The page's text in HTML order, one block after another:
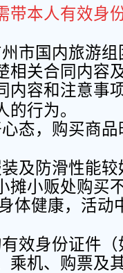
带本人有效身
市国内旅游
相关合同内容
内容和注意事
行为。
态，购买商
及防滑性能
摊小贩处购买
体健康，活动
效身份证件
乘机、购票及